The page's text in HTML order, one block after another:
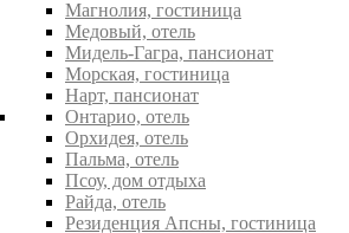
Магнолия, гостиница
Медовый, отель
Мидель-Гагра, пансионат
Морская, гостиница
Нарт, пансионат
Онтарио, отель
Орхидея, отель
Пальма, отель
Псоу, дом отдыха
Райда, отель
Резиденция Апсны, гостиница